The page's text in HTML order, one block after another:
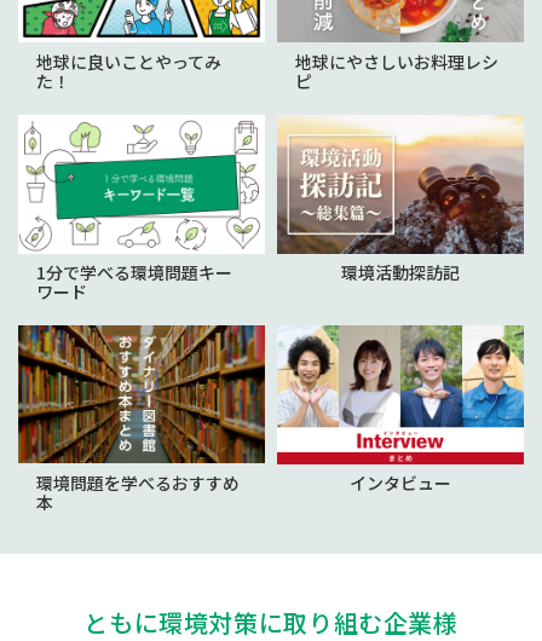
地球に良いことやってみ
た！
地球にやさしいお料理レシ
ピ
1分で学べる環境問題キー
ワード
環境活動探訪記
環境問題を学べるおすすめ
本
インタビュー
ともに環境対策に取り組む企業様